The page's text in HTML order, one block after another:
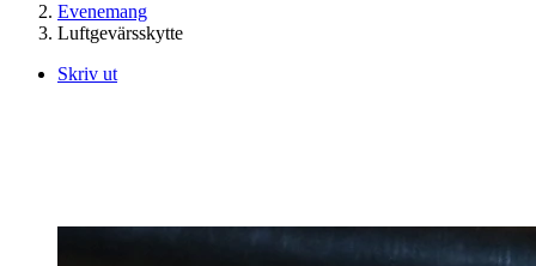
Evenemang
Luftgevärsskytte
Skriv ut